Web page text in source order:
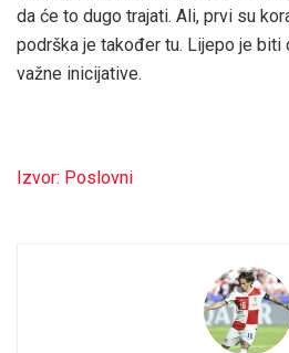
da će to dugo trajati. Ali, prvi su
podrška je također tu. Lijepo je
važne inicijative.
Izvor: Poslovni